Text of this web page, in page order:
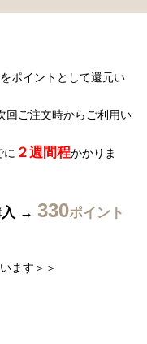
ポイントとして還元い
回ご注文時からご利用い
に ２週間程かかりま
入 → 330ポイント
ます＞＞